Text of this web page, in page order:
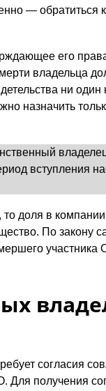
— обратиться к
его
владельца
ни один
назначить
вступления
доля в компании
По закону
участника
согласия
Для получения